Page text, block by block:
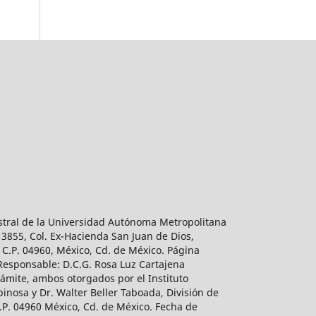
de la Universidad Autónoma Metropolitana
Col. Ex-Hacienda San Juan de Dios,
04960, México, Cd. de México. Página
D.C.G. Rosa Luz Cartajena
ambos otorgados por el Instituto
y Dr. Walter Beller Taboada, División de
04960 México, Cd. de México. Fecha de